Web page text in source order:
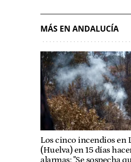
MÁS EN ANDALUCÍA
Los cinco incendios en
(Huelva) en 15 días